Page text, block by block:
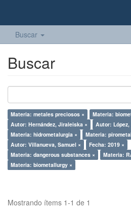
Buscar
Buscar
Materia: metales preciosos ×
Materia:
Autor: Hernández, Jiraleiska ×
Autor: López,
Materia: hidrometalurgia ×
Materia:
Autor: Villanueva, Samuel ×
Fecha: 2019 ×
Materia: dangerous substances ×
Materia:
Materia: biometallurgy ×
Mostrando ítems 1-1 de 1